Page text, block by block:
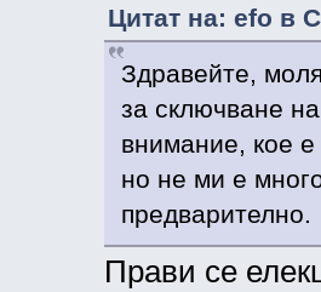
Цитат на: efo в
Здравейте,
за сключване
внимание, кое
но не ми е
предварително.
Прави се